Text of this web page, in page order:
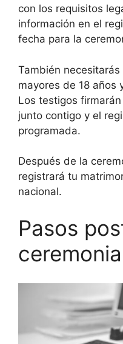
con los requisitos
información en el
fecha para la
También
mayores de 18 años
Los testigos
junto contigo y el
programada.
Después de la
registrará tu
nacional.
Pasos
ceremonia